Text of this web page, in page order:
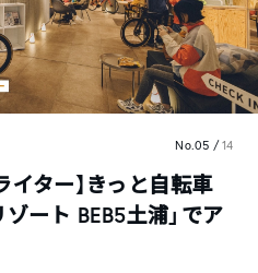
No.05 /14
イター】きっと自転車
ゾート BEB5土浦」でア